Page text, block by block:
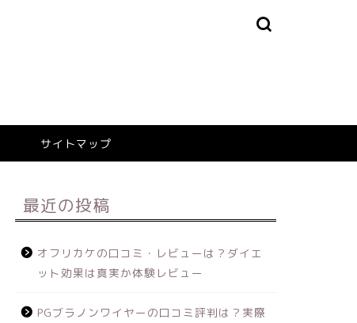
サイトマップ
最近の投稿
オフリカケの口コミ・レビューは？ダイエ
ット効果は真実か体験レビュー
PGブラノンワイヤーの口コミ評判は？実際